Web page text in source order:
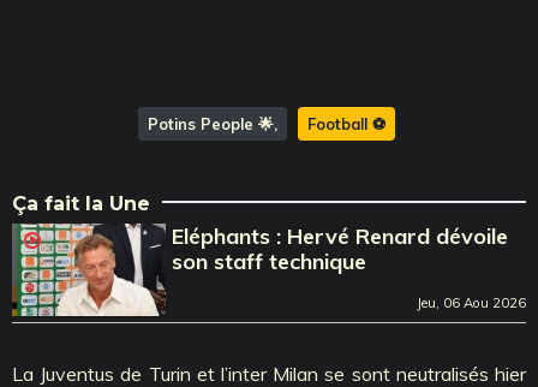
Potins People 🌟 Football ⚽️
Ça fait la Une
Eléphants : Hervé Renard dévoile
son staff technique
Jeu, 06 Aou 2026
La Juventus de Turin et l’inter Milan se sont neutralisés hier